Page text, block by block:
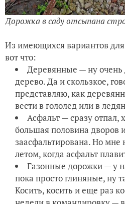
Дорожка в саду отсыпана
Из имеющихся вариантов
вот что:
Деревянные — ну очень
дерево. Да и скользкое,
представляю, как
вести в гололед или в
Асфальт — сразу отпал,
большая половина дворов
заасфальтирована. Но мне
летом, когда асфальт
Газонные дорожки — у
пока просто глиняные, ну
Косить, косить и еще раз